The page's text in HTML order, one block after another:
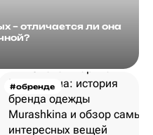
– отличается ли она
#обренде